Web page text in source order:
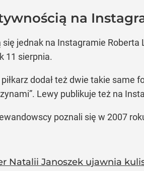
na
jednak na Instagramie
11 sierpnia.
dodał też dwie takie
Lewy publikuje też na
poznali się w 2007
Natalii Janoszek ujawnia